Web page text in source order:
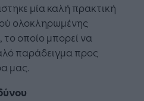
μία καλή πρακτική
ολοκληρωμένης
το οποίο μπορεί να
παράδειγμα προς
μας.